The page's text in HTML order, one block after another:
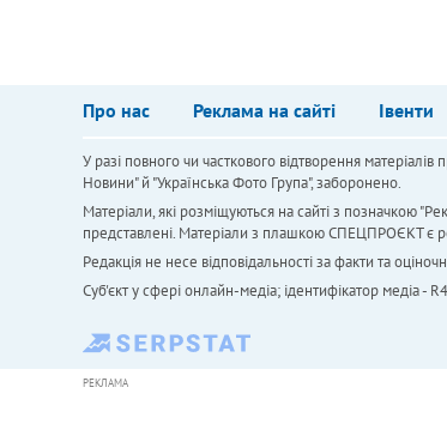
Про нас Реклама на сайті Івенти
У разі повного чи часткового відтворення
Новини" й "Українська Фото Група", заборонено.
Матеріали, які розміщуються на сайті з позначкою
представлені. Матеріали з плашкою СПЕЦПРОЄКТ є
Редакція не несе відповідальності за факти та
Cуб'єкт у сфері онлайн-медіа; ідентифікатор медіа -
РЕКЛАМА